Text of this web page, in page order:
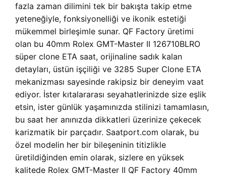
fazla zaman dilimini tek bir bakışta takip etme
yeteneğiyle, fonksiyonelliği ve ikonik estetiği
mükemmel birleşimle sunar. QF Factory üretimi
olan bu 40mm Rolex GMT-Master II 126710BLRO
süper clone ETA saat, orijinaline sadık kalan
detayları, üstün işçiliği ve 3285 Super Clone ETA
mekanizması sayesinde rakipsiz bir deneyim vaat
ediyor. İster kıtalararası seyahatlerinizde size eşlik
etsin, ister günlük yaşamınızda stilinizi tamamlasın,
bu saat her anınızda dikkatleri üzerinize çekecek
karizmatik bir parçadır. Saatport.com olarak, bu
özel modelin her bir bileşeninin titizlikle
üretildiğinden emin olarak, sizlere en yüksek
kalitede Rolex GMT-Master II QF Factory 40mm